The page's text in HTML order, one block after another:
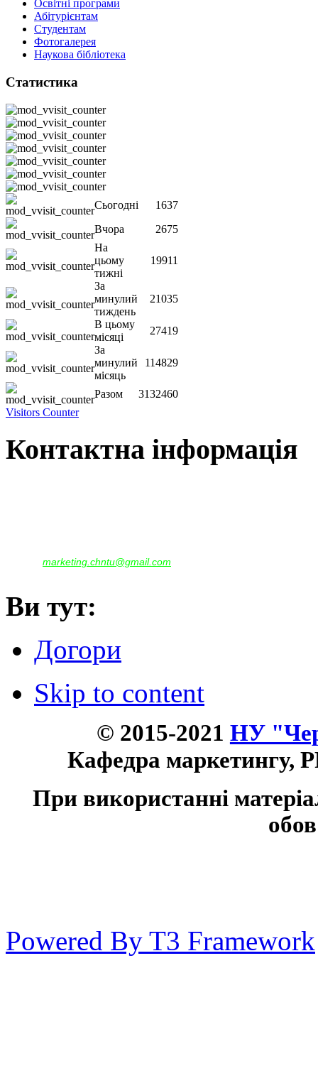
Освітні програми
Абітурієнтам
Студентам
Фотогалерея
Наукова бібліотека
Статистика
Сьогодні
1637
Вчора
2675
На
цьому
тижні
19911
За
минулий
тиждень
21035
В цьому
місяці
27419
За
минулий
місяць
114829
Разом
3132460
Visitors Counter
Контактна інформація
marketing.chntu@gmail.com
Ви тут:
Догори
Skip to content
© 2015-2021 НУ
Кафедра маркетингу,
При використанні
Powered By T3 Framework